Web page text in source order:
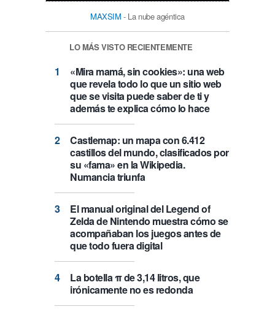
MAXSIM - La nube agéntica
LO MÁS VISTO RECIENTEMENTE
«Mira mamá, sin cookies»: una web
que revela todo lo que un sitio web
que se visita puede saber de ti y
además te explica cómo lo hace
Castlemap: un mapa con 6.412
castillos del mundo, clasificados por
su «fama» en la Wikipedia.
Numancia triunfa
El manual original del Legend of
Zelda de Nintendo muestra cómo se
acompañaban los juegos antes de
que todo fuera digital
La botella π de 3,14 litros, que
irónicamente no es redonda